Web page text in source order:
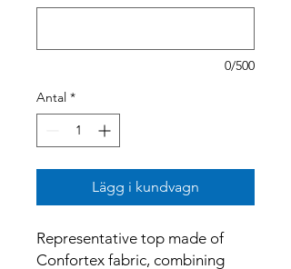
0/500
Antal *
Lägg i kundvagn
Representative top made of
Confortex fabric, combining